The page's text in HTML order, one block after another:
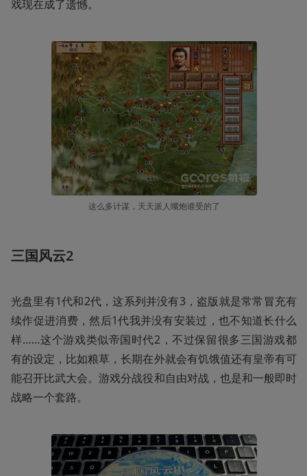
戏现在成了遗憾。
这么多计谋，天天派人嘴炮谁受的了
三国风云2
光盘里有1代和2代，这系列并没有3，盗版就是常常冒充有
续作促进消费，然后1代我并没有安装过，也不知道长什么
样……这个游戏类似帝国时代2，不过保留很多三国游戏都
有的设定，比如粮草，长期在外就会有饥饿值还有皇帝有可
能召开比武大会。游戏分战役和自由对战，也是和一般即时
战略一个套路。